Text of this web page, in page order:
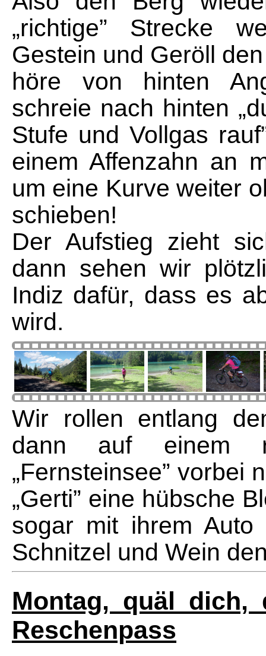
„richtige” Strecke
Gestein und Geröll
höre von hinten
schreie nach hinten
Stufe und Vollgas
einem Affenzahn an
um eine Kurve weiter
schieben!
Der Aufstieg zieht
dann sehen wir
Indiz dafür, dass es
wird.
Wir rollen entlang
dann auf einem
„Fernsteinsee” vorbei
„Gerti” eine hübsche
sogar mit ihrem
Schnitzel und Wein
Montag, quäl dich,
Reschenpass